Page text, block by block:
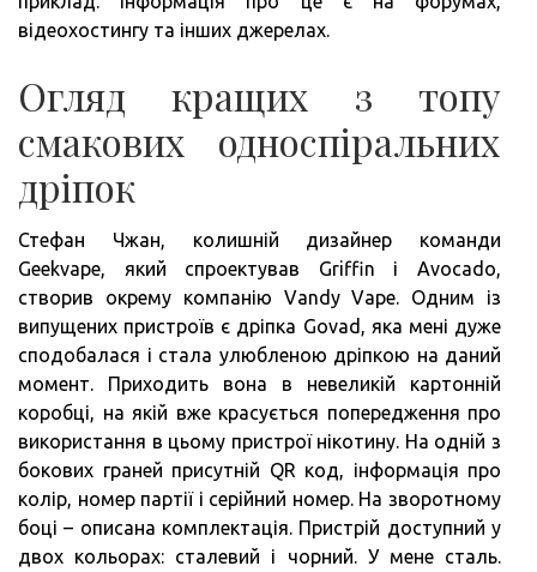
відеохостингу та інших джерелах.
Огляд кращих з топу
смакових односпіральних
дріпок
Стефан Чжан, колишній дизайнер команди
Geekvape, який спроектував Griffin і Avocado,
створив окрему компанію Vandy Vape. Одним із
випущених пристроїв є дріпка Govad, яка мені дуже
сподобалася і стала улюбленою дріпкою на даний
момент. Приходить вона в невеликій картонній
коробці, на якій вже красується попередження про
використання в цьому пристрої нікотину. На одній з
бокових граней присутній QR код, інформація про
колір, номер партії і серійний номер. На зворотному
боці – описана комплектація. Пристрій доступний у
двох кольорах: сталевий і чорний. У мене сталь.